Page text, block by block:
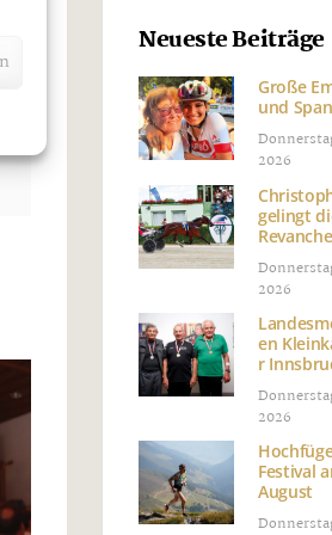
Neueste Beiträge
Große
und
2026
gelingt
Revanche
2026
en
r
2026
Festival
August